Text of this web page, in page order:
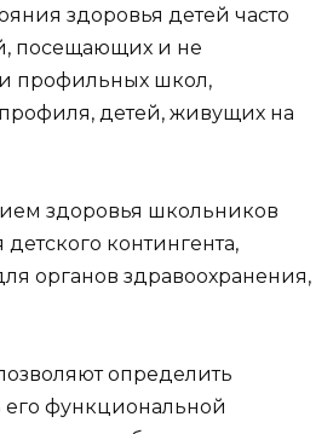
здоровья детей часто
посещающих и не
профильных школ,
детей, живущих на
здоровья школьников
контингента,
органов здравоохранения,
определить
его функциональной